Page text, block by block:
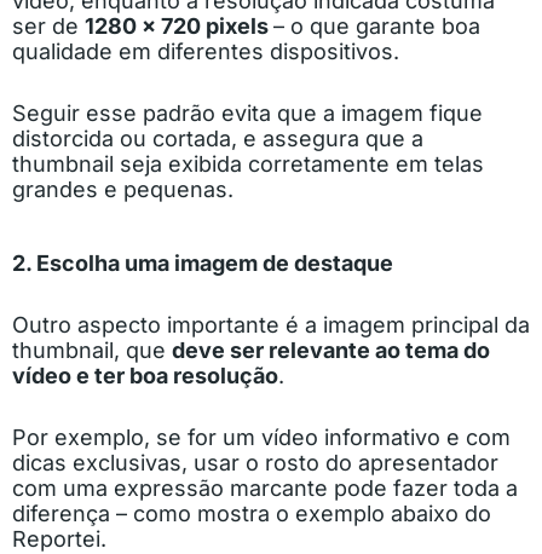
ser de 1280 x 720 pixels– o que garante boa
qualidade em diferentes dispositivos.
Seguir esse padrão evita que a imagem fique
distorcida ou cortada, e assegura que a
thumbnail seja exibida corretamente em telas
grandes e pequenas.
2. Escolha uma imagem de destaque
Outro aspecto importante é a imagem principal da
thumbnail, que deve ser relevante ao tema do
vídeo e ter boa resolução.
Por exemplo, se for um vídeo informativo e com
dicas exclusivas, usar o rosto do apresentador
com uma expressão marcante pode fazer toda a
diferença – como mostra o exemplo abaixo do
Reportei.